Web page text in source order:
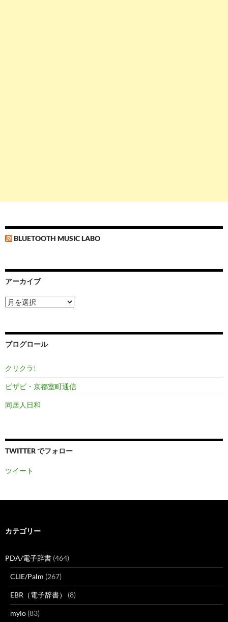
BLUETOOTH MUSIC LABO
アーカイブ
ア
ー
ブ
ブログロール
クリクラ!
ビザビ・京都室町通信
同居人日和
TWITTER でフォロー
ツイート
カテゴリー
PDA/電子辞書 (464)
CLIE/Palm (267)
EBR（電子辞書） (8)
mylo (83)